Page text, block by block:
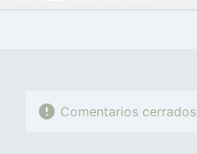
FACEBOOK
TWITTERFLIPBOARD
E-
WHATSAPP
Comentarios cerrados